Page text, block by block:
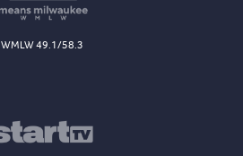
WMLW 49.1/58.3